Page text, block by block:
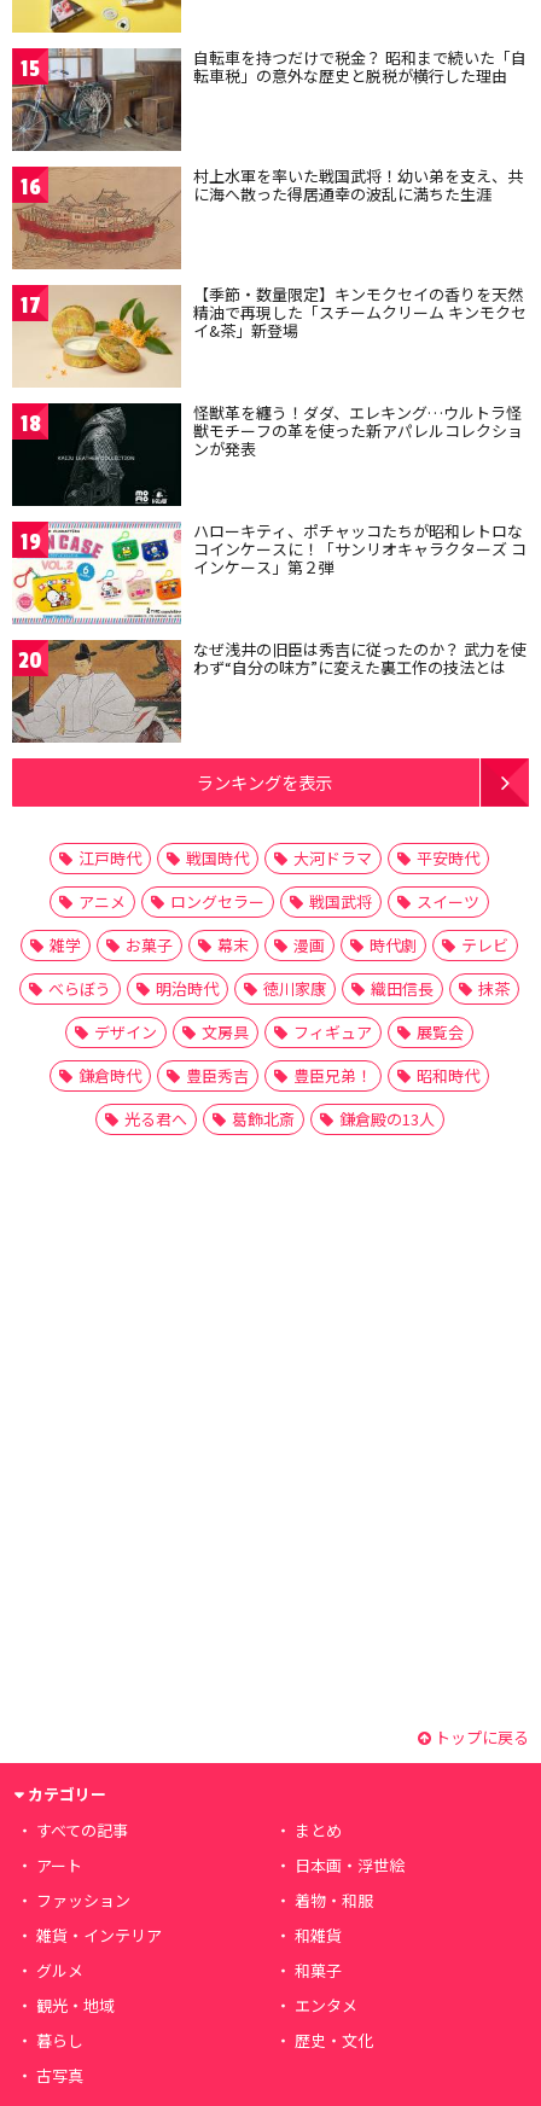
15 自転車を持つだけで税金？ 昭和まで続いた「自
転車税」の意外な歴史と脱税が横行した理由
16 村上水軍を率いた戦国武将！幼い弟を支え、共
に海へ散った得居通幸の波乱に満ちた生涯
17 【季節・数量限定】キンモクセイの香りを天然
精油で再現した「スチームクリーム キンモクセ
イ&茶」新登場
18 怪獣革を纏う！ダダ、エレキング…ウルトラ怪
獣モチーフの革を使った新アパレルコレクショ
ンが発表
19 ハローキティ、ポチャッコたちが昭和レトロな
コインケースに！「サンリオキャラクターズ コ
インケース」第２弾
20 なぜ浅井の旧臣は秀吉に従ったのか？ 武力を使
わず“自分の味方”に変えた裏工作の技法とは
ランキングを表示
江戸時代 戦国時代 大河ドラマ
平安時代
アニメ
ロングセラー 戦国武将
スイーツ
雑学
お菓子 幕末 漫画 時代劇
テレビ
べらぼう
明治時代 徳川家康 織田信長
抹茶
デザイン
文房具 フィギュア
展覧会
鎌倉時代
豊臣秀吉 豊臣兄弟！
昭和時代
光る君へ
葛飾北斎 鎌倉殿の13人
トップに戻る
カテゴリー
すべての記事
まとめ
アート
日本画・浮世絵
ファッション
着物・和服
雑貨・インテリア
和雑貨
グルメ
和菓子
観光・地域
エンタメ
暮らし
歴史・文化
古写真